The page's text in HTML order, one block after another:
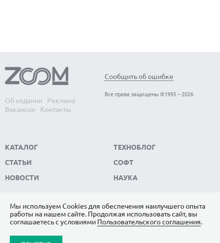
Об издании
Реклама
Вакансии
Контакты
Сообщить об ошибке
Все права защищены ©1995 – 2026
КАТАЛОГ
СТАТЬИ
НОВОСТИ
ТЕХНОБЛОГ
СОФТ
НАУКА
ПОДПИШИТЕСЬ НА НАС
ЯНДЕКС.ДЗЕН
Мы используем Сookies для обеспечения наилучшего опыта
работы на нашем сайте. Продолжая использовать сайт, вы
соглашаетесь с условиями Пользовательского соглашения.